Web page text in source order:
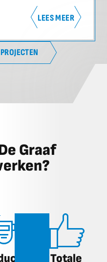
LEES MEER
Graaf
Totale